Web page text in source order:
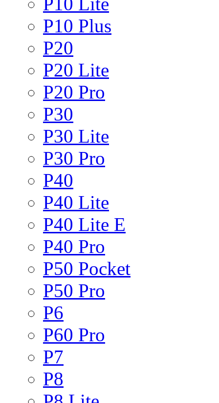
P10 Plus
P20
P20 Lite
P20 Pro
P30
P30 Lite
P30 Pro
P40
P40 Lite
P40 Lite E
P40 Pro
P50 Pocket
P50 Pro
P6
P60 Pro
P7
P8